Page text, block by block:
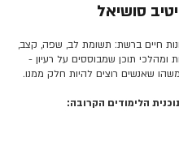
סושיאל
חיים ברשת: תשומת לב, שפה, קצב,
ומהלכי תוכן שמבוססים על רעיון -
שאנשים רוצים להיות חלק ממנו.
הלימודים הקרובה: